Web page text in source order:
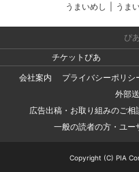
うまいめし
うま
ぴ
チケットぴあ
会社案内
プライバシーポリシ
外部
広告出稿・お取り組みのご
一般の読者の方・ユー
Copyright (C) PIA